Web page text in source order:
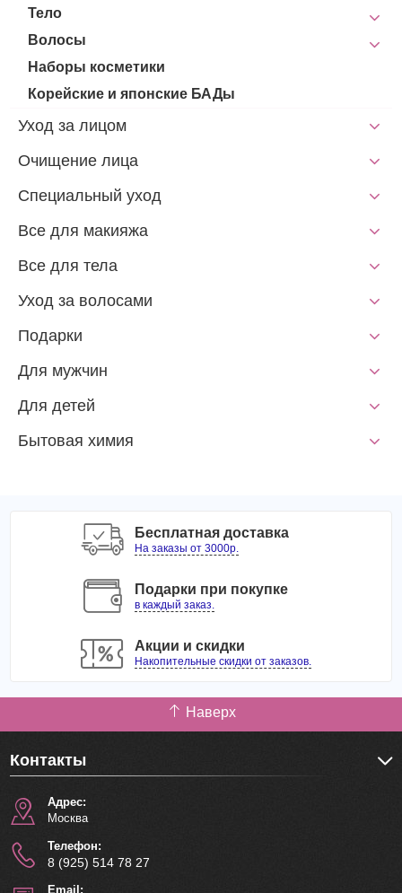
Тело
Волосы
Наборы косметики
Корейские и японские БАДы
Уход за лицом
Очищение лица
Специальный уход
Все для макияжа
Все для тела
Уход за волосами
Подарки
Для мужчин
Для детей
Бытовая химия
Бесплатная доставка
На заказы от 3000р.
Подарки при покупке
в каждый заказ.
Акции и скидки
Накопительные скидки от заказов.
Наверх
Контакты
Адрес:
Москва
Телефон:
8 (925) 514 78 27
Email: